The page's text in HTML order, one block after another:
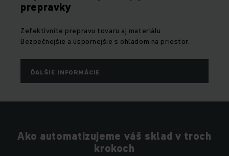
prepravky
Zefektívnite prepravu tovaru aj materiálu.
Bezpečnejšie a úspornejšie s ohľadom na priestor.
ĎALŠIE INFORMÁCIE
Ako automatizujeme váš sklad v troch
krokoch